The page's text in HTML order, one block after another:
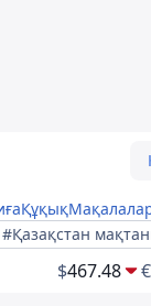
Құқық
#Қазақстан
$467.48 €